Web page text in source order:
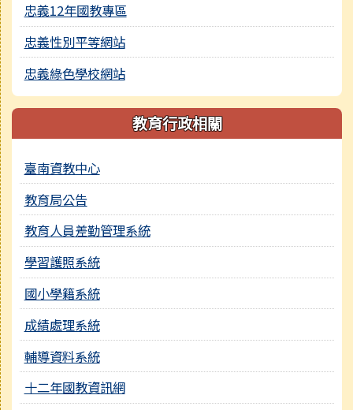
忠義12年國教專區
忠義性別平等網站
忠義綠色學校網站
教育行政相關
臺南資教中心
教育局公告
教育人員差勤管理系統
學習護照系統
國小學籍系統
成績處理系統
輔導資料系統
十二年國教資訊網